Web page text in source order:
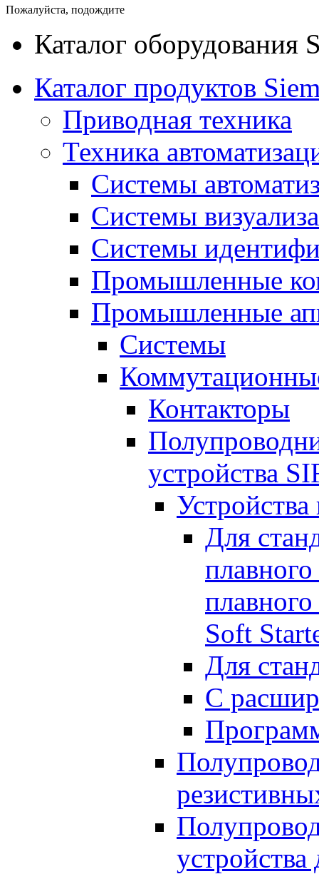
Пожалуйста, подождите
Каталог оборудования
Каталог продуктов
Приводная техника
Техника
Системы
Системы
Системы
Промышленные
Промышленные
Системы
Контакторы
устройства
Для
Soft
Для
С
устройства